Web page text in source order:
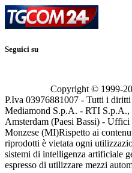
Seguici su
Copyright © 1999-
P.Iva 03976881007 - Tutti i
Mediamond S.p.A. - RTI S.p.A.,
Amsterdam (Paesi Bassi) -
Monzese (MI)Rispetto ai
riprodotti è vietata ogni
sistemi di intelligenza artificiale
espresso di utilizzare mezzi